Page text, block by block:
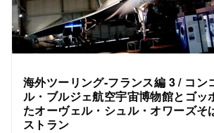
海外ツーリング-フランス編 3 / コン
ル・ブルジェ航空宇宙博物館とゴッ
たオーヴェル・シュル・オワーズそ
ストラン